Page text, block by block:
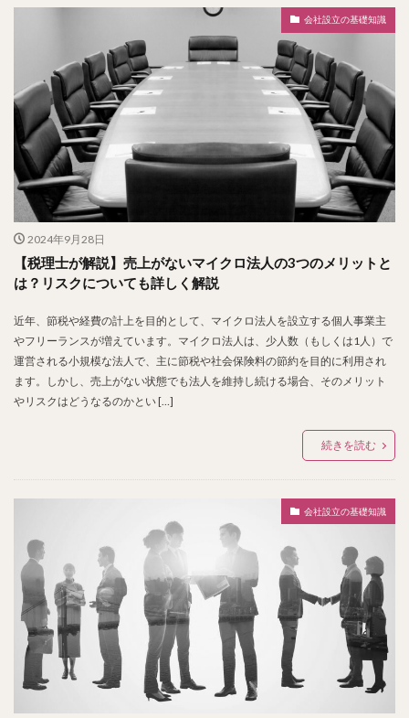
会社設立の基礎知識
2024年9月28日
【税理士が解説】売上がないマイクロ法人の3つのメリットと
は？リスクについても詳しく解説
近年、節税や経費の計上を目的として、マイクロ法人を設立する個人事業主
やフリーランスが増えています。マイクロ法人は、少人数（もしくは1人）で
運営される小規模な法人で、主に節税や社会保険料の節約を目的に利用され
ます。しかし、売上がない状態でも法人を維持し続ける場合、そのメリット
やリスクはどうなるのかとい […]
続きを読む
会社設立の基礎知識